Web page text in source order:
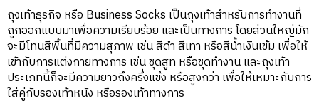
ถุงเท้าธุรกิจ หรือ Business Socks เป็นถุงเท้าสำหรับการทำงานที่
ถูกออกแบบมาเพื่อความเรียบร้อย และเป็นทางการ โดยส่วนใหญ่มัก
จะมีโทนสีพื้นที่มีความสุภาพ เช่น สีดำ สีเทา หรือสีน้ำเงินเข้ม เพื่อให้
เข้ากับการแต่งกายทางการ เช่น ชุดสูท หรือชุดทำงาน และถุงเท้า
ประเภทนี้ก็จะมีความยาวถึงครึ่งแข้ง หรือสูงกว่า เพื่อให้เหมาะกับการ
ใส่คู่กับรองเท้าหนัง หรือรองเท้าทางการ